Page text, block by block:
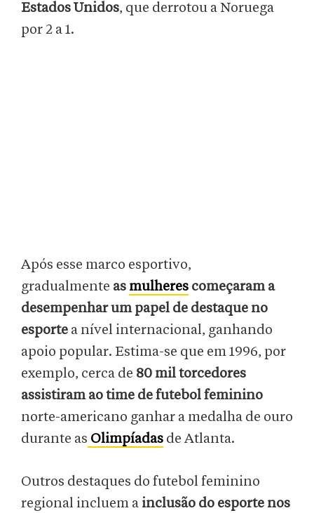
Estados Unidos, que derrotou a Noruega
por 2 a 1.
Após esse marco esportivo,
gradualmente as mulheres começaram a
desempenhar um papel de destaque no
esporte a nível internacional, ganhando
apoio popular. Estima-se que em 1996, por
exemplo, cerca de 80 mil torcedores
assistiram ao time de futebol feminino
norte-americano ganhar a medalha de ouro
durante as Olimpíadas de Atlanta.
Outros destaques do futebol feminino
regional incluem a inclusão do esporte nos